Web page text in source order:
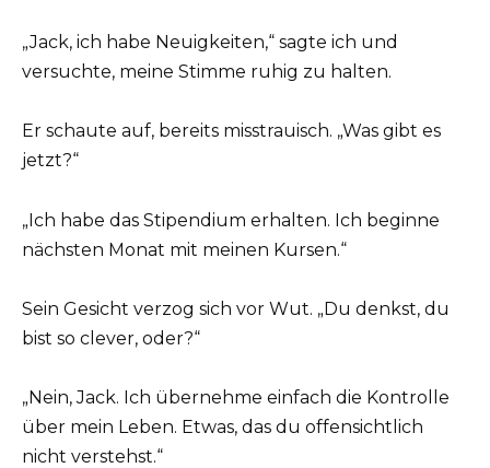
„Jack, ich habe Neuigkeiten,“ sagte ich und
versuchte, meine Stimme ruhig zu halten.
Er schaute auf, bereits misstrauisch. „Was gibt es
jetzt?“
„Ich habe das Stipendium erhalten. Ich beginne
nächsten Monat mit meinen Kursen.“
Sein Gesicht verzog sich vor Wut. „Du denkst, du
bist so clever, oder?“
„Nein, Jack. Ich übernehme einfach die Kontrolle
über mein Leben. Etwas, das du offensichtlich
nicht verstehst.“